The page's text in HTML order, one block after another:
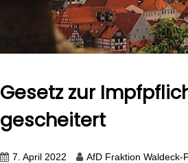
Gesetz zur
gescheitert
7. April 2022 AfD Fraktion Waldeck-